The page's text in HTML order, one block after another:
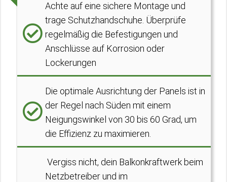
Achte auf eine sichere Montage und
trage Schutzhandschuhe. Überprüfe
regelmäßig die Befestigungen und
Anschlüsse auf Korrosion oder
Lockerungen
Die optimale Ausrichtung der Panels ist in
der Regel nach Süden mit einem
Neigungswinkel von 30 bis 60 Grad, um
die Effizienz zu maximieren.
Vergiss nicht, dein Balkonkraftwerk beim
Netzbetreiber und im